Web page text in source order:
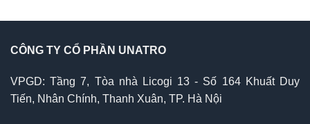
CÔNG TY CỔ PHẦN UNATRO
VPGD: Tầng 7, Tòa nhà Licogi 13 - Số 164 Khuất Duy
Tiến, Nhân Chính, Thanh Xuân, TP. Hà Nội